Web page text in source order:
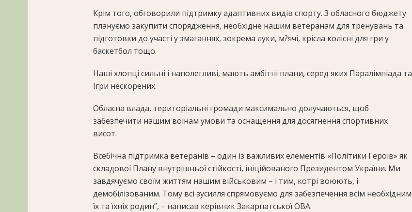
Крім того, обговорили підтримку адаптивних видів спорту. З обласного бюджету
плануємо закупити спорядження, необхідне нашим ветеранам для тренувань та
підготовки до участі у змаганнях, зокрема луки, м?ячі, крісла колісні для гри у
баскетбол тощо.
Наші хлопці сильні і наполегливі, мають амбітні плани, серед яких Паралімпіада та
Ігри нескорених.
Обласна влада, територіальні громади максимально долучаються, щоб
забезпечити нашим воїнам умови та оснащення для досягнення спортивних
висот.
Всебічна підтримка ветеранів – один із важливих елементів «Політики Героїв» як
складової Плану внутрішньої стійкості, ініційованого Президентом України. Ми
завдячуємо своїм життям нашим військовим – і тим, котрі воюють, і
демобілізованим. Тому всі зусилля спрямовуємо для забезпечення всім необхідним
їх та їхніх родин”, – написав керівник Закарпатської ОВА.